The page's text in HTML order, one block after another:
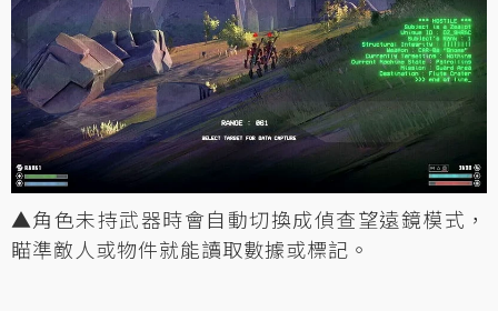
▲角色未持武器時會自動切換成偵查望遠鏡模式，
瞄準敵人或物件就能讀取數據或標記。